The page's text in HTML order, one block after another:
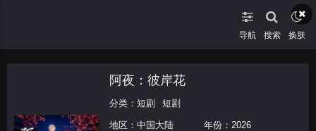
导航 搜索 换肤
阿夜：彼岸花
分类： 短剧 短剧
地区： 中国大陆 年份： 2026